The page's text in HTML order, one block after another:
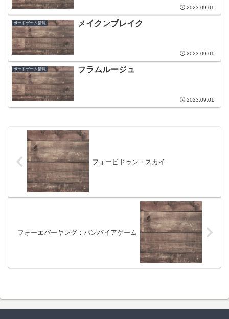
2023.09.01
ボードゲーム情報 メイクンブレイク
2023.09.01
ボードゲーム情報 フラムルージュ
2023.09.01
フォービドゥン・スカイ
フォーエバーヤング：バンパイアゲーム